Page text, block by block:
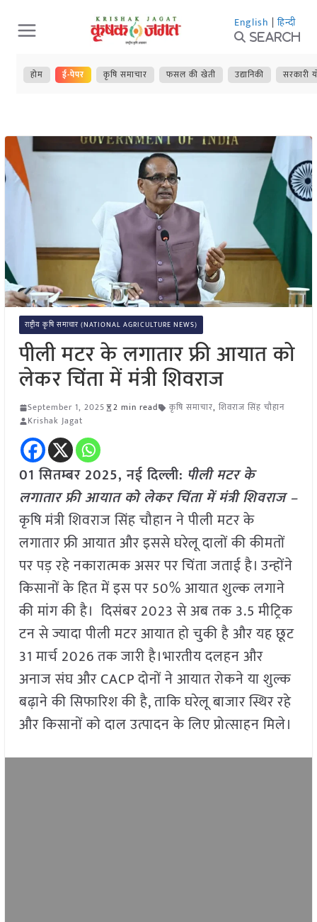
Skip
to
content
English | हिन्दी
Search
होम ई-पेपर कृषि समाचार फसल की खेती उद्यानिकी सरकारी
राष्ट्रीय कृषि समाचार (NATIONAL AGRICULTURE NEWS)
पीली मटर के लगातार फ्री आयात को
लेकर चिंता में मंत्री शिवराज
September 1, 2025 2 min read कृषि समाचार, शिवराज सिंह चौहान
Krishak Jagat
01 सितम्बर 2025, नई दिल्ली: पीली मटर के
लगातार फ्री आयात को लेकर चिंता में मंत्री शिवराज –
कृषि मंत्री शिवराज सिंह चौहान ने पीली मटर के
लगातार फ्री आयात और इससे घरेलू दालों की कीमतों
पर पड़ रहे नकारात्मक असर पर चिंता जताई है। उन्होंने
किसानों के हित में इस पर 50% आयात शुल्क लगाने
की मांग की है। दिसंबर 2023 से अब तक 3.5 मीट्रिक
टन से ज्यादा पीली मटर आयात हो चुकी है और यह छूट
31 मार्च 2026 तक जारी है।भारतीय दलहन और
अनाज संघ और CACP दोनों ने आयात रोकने या शुल्क
बढ़ाने की सिफारिश की है, ताकि घरेलू बाजार स्थिर रहे
और किसानों को दाल उत्पादन के लिए प्रोत्साहन मिले।